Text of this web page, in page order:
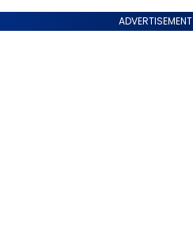
ADVERTISEMENT